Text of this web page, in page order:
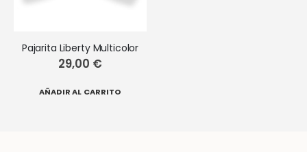
Pajarita Liberty Multicolor
29,00 €
AÑADIR AL CARRITO